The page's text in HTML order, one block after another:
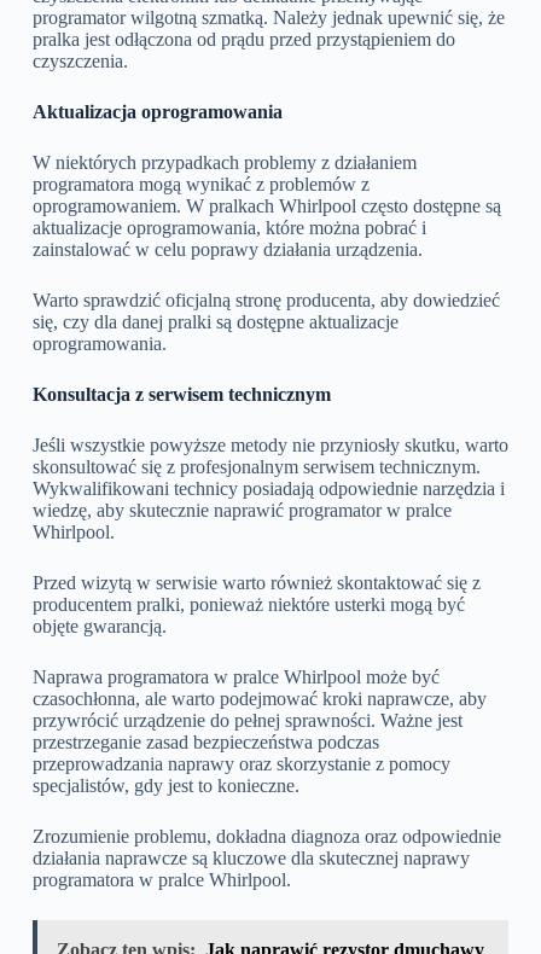
programator wilgotną szmatką. Należy jednak upewnić się, że
pralka jest odłączona od prądu przed przystąpieniem do
czyszczenia.
Aktualizacja oprogramowania
W niektórych przypadkach problemy z działaniem
programatora mogą wynikać z problemów z
oprogramowaniem. W pralkach Whirlpool często dostępne są
aktualizacje oprogramowania, które można pobrać i
zainstalować w celu poprawy działania urządzenia.
Warto sprawdzić oficjalną stronę producenta, aby dowiedzieć
się, czy dla danej pralki są dostępne aktualizacje
oprogramowania.
Konsultacja z serwisem technicznym
Jeśli wszystkie powyższe metody nie przyniosły skutku, warto
skonsultować się z profesjonalnym serwisem technicznym.
Wykwalifikowani technicy posiadają odpowiednie narzędzia i
wiedzę, aby skutecznie naprawić programator w pralce
Whirlpool.
Przed wizytą w serwisie warto również skontaktować się z
producentem pralki, ponieważ niektóre usterki mogą być
objęte gwarancją.
Naprawa programatora w pralce Whirlpool może być
czasochłonna, ale warto podejmować kroki naprawcze, aby
przywrócić urządzenie do pełnej sprawności. Ważne jest
przestrzeganie zasad bezpieczeństwa podczas
przeprowadzania naprawy oraz skorzystanie z pomocy
specjalistów, gdy jest to konieczne.
Zrozumienie problemu, dokładna diagnoza oraz odpowiednie
działania naprawcze są kluczowe dla skutecznej naprawy
programatora w pralce Whirlpool.
Zobacz ten wpis: Jak naprawić rezystor dmuchawy